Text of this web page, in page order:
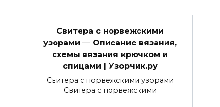
Свитера с норвежскими
узорами — Описание вязания,
схемы вязания крючком и
спицами | Узорчик.ру
Свитера с норвежскими узорами
Свитера с норвежскими